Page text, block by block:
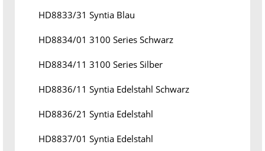
HD8833/31 Syntia Blau
HD8834/01 3100 Series Schwarz
HD8834/11 3100 Series Silber
HD8836/11 Syntia Edelstahl Schwarz
HD8836/21 Syntia Edelstahl
HD8837/01 Syntia Edelstahl